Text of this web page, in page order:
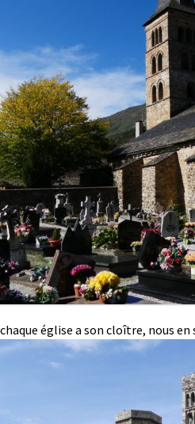
église a son cloître, nous